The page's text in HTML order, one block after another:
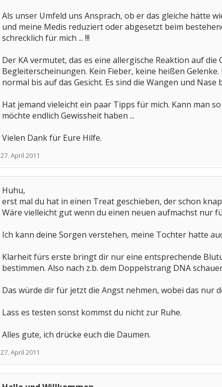
Als unser Umfeld uns Ansprach, ob er das gleiche hätte
und meine Medis reduziert oder abgesetzt beim
schrecklich für mich ... !!!
Der KA vermutet, das es eine allergische Reaktion auf
Begleiterscheinungen. Kein Fieber, keine heißen
normal bis auf das Gesicht. Es sind die Wangen und Nase
Hat jemand vieleicht ein paar Tipps für mich. Kann man
möchte endlich Gewissheit haben ...
Vielen Dank für Eure Hilfe.
27. April 2011
Huhu,
erst mal du hat in einen Treat geschieben, der schon
Wäre vielleicht gut wenn du einen neuen aufmachst nur
Ich kann deine Sorgen verstehen, meine Tochter hatte
Klarheit fürs erste bringt dir nur eine entsprechende
bestimmen. Also nach z.b. dem Doppelstrang DNA
Das würde dir für jetzt die Angst nehmen, wobei das nur
Lass es testen sonst kommst du nicht zur Ruhe.
Alles gute, ich drücke euch die Daumen.
27. April 2011